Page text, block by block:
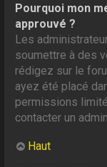
Pourquoi mon
approuvé ?
Les
soumettre à des
rédigez sur le
ayez été placé
permissions
contacter un
Haut